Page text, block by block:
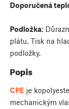
Doporučená
Podložka:
plátu. Tisk na
podložky.
Popis
CPE je
mechanickým